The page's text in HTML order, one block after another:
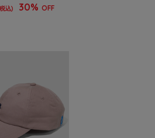
込) 30% OFF